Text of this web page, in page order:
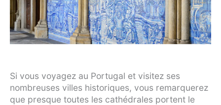
Si vous voyagez au Portugal et visitez ses
nombreuses villes historiques, vous remarquerez
que presque toutes les cathédrales portent le